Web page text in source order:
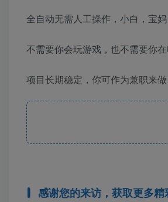
全自动无需人工操作，小白，宝妈
不需要你会玩游戏，也不需要你
项目长期稳定，你可作为兼职来
感谢您的来访，获取更多精